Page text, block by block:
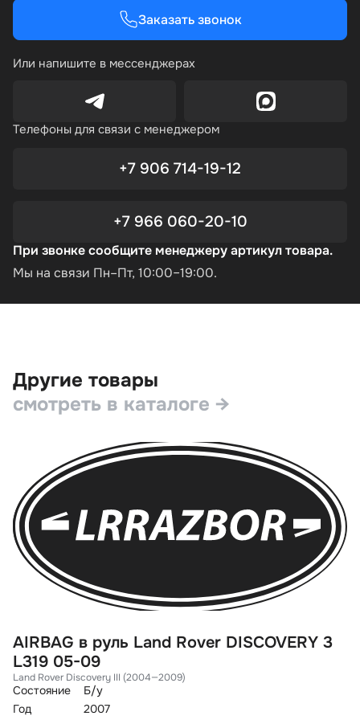
Заказать звонок
Или напишите в мессенджерах
Телефоны для связи с менеджером
+7 906 714-19-12
+7 966 060-20-10
При звонке сообщите менеджеру артикул товара.
Мы на связи Пн–Пт, 10:00–19:00.
Другие товары
смотреть в каталоге →
AIRBAG в руль Land Rover DISCOVERY 3
L319 05-09
Land Rover Discovery III (2004—2009)
Состояние
Б/у
Год
2007